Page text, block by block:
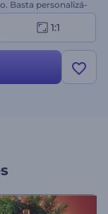
Basta personalizá-
de fundo
Halloween,
agora mesmo!
1:1